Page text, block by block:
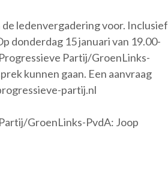
ledenvergadering voor. Inclusief
donderdag 15 januari van 19.00-
Partij/GroenLinks-
kunnen gaan. Een aanvraag
partij.nl
GroenLinks-PvdA: Joop